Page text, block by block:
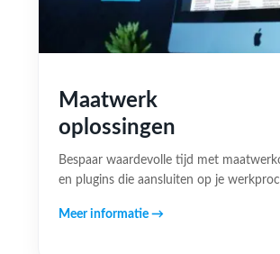
Maatwerk
oplossingen
Bespaar waardevolle tijd met
en plugins die aansluiten op je
Meer informatie →